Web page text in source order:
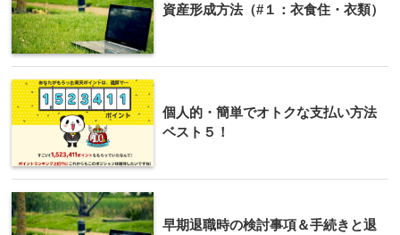
資産形成方法（#１：衣食住・衣類）
個人的・簡単でオトクな支払い方法
ベスト５！
早期退職時の検討事項＆手続きと退